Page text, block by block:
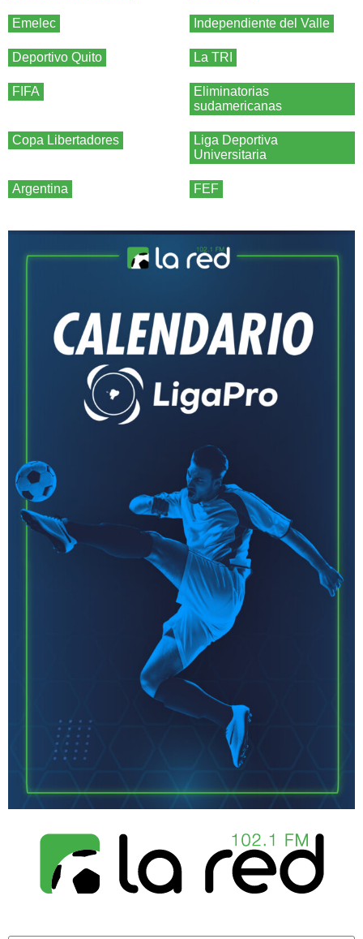
Emelec Independiente del Valle
Deportivo Quito La TRI
FIFA
Eliminatorias
sudamericanas
Copa Libertadores
Liga Deportiva
Universitaria
Argentina FEF